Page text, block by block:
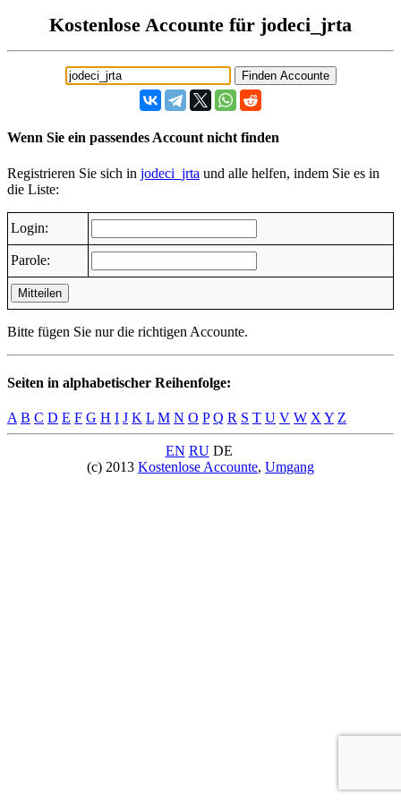
Kostenlose Accounte für jodeci_jrta
Wenn Sie ein passendes Account nicht finden
Registrieren Sie sich in jodeci_jrta und alle helfen, indem Sie es in
die Liste:
Login:
Parole:
Mitteilen
Bitte fügen Sie nur die richtigen Accounte.
Seiten in alphabetischer Reihenfolge:
A B C D E F G H I J K L M N O P Q R S T U V W X Y Z
EN RUDE
(c) 2013 Kostenlose Accounte, Umgang